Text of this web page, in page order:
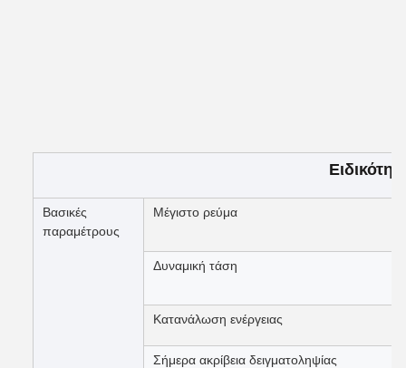
Βασικές
παραμέτρους
Μέγιστο ρεύμα
Δυναμική τάση
Κατανάλωση ενέργειας
Σήμερα ακρίβεια δειγματοληψίας